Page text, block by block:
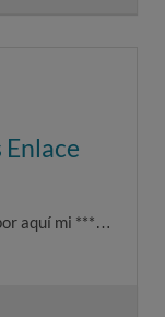
aquí mi ***
tiempo con